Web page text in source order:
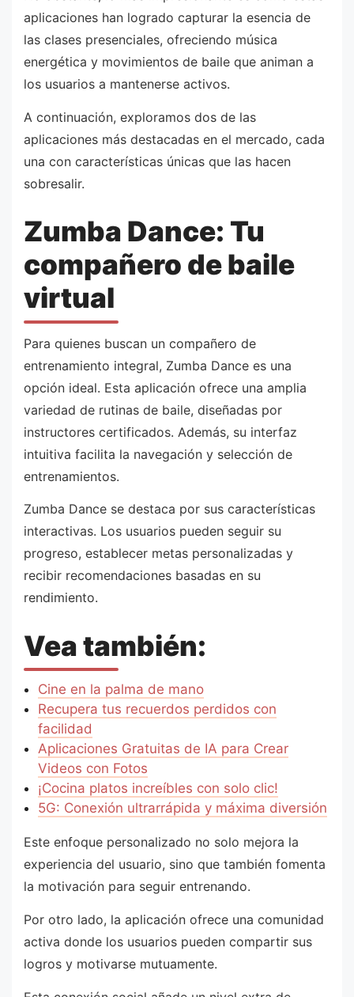
aplicaciones han logrado capturar la esencia de
las clases presenciales, ofreciendo música
energética y movimientos de baile que animan a
los usuarios a mantenerse activos.
A continuación, exploramos dos de las
aplicaciones más destacadas en el mercado, cada
una con características únicas que las hacen
sobresalir.
Zumba Dance: Tu
compañero de baile
virtual
Para quienes buscan un compañero de
entrenamiento integral, Zumba Dance es una
opción ideal. Esta aplicación ofrece una amplia
variedad de rutinas de baile, diseñadas por
instructores certificados. Además, su interfaz
intuitiva facilita la navegación y selección de
entrenamientos.
Zumba Dance se destaca por sus características
interactivas. Los usuarios pueden seguir su
progreso, establecer metas personalizadas y
recibir recomendaciones basadas en su
rendimiento.
Vea también:
Cine en la palma de mano
Recupera tus recuerdos perdidos con
facilidad
Aplicaciones Gratuitas de IA para Crear
Videos con Fotos
¡Cocina platos increíbles con solo clic!
5G: Conexión ultrarrápida y máxima diversión
Este enfoque personalizado no solo mejora la
experiencia del usuario, sino que también fomenta
la motivación para seguir entrenando.
Por otro lado, la aplicación ofrece una comunidad
activa donde los usuarios pueden compartir sus
logros y motivarse mutuamente.